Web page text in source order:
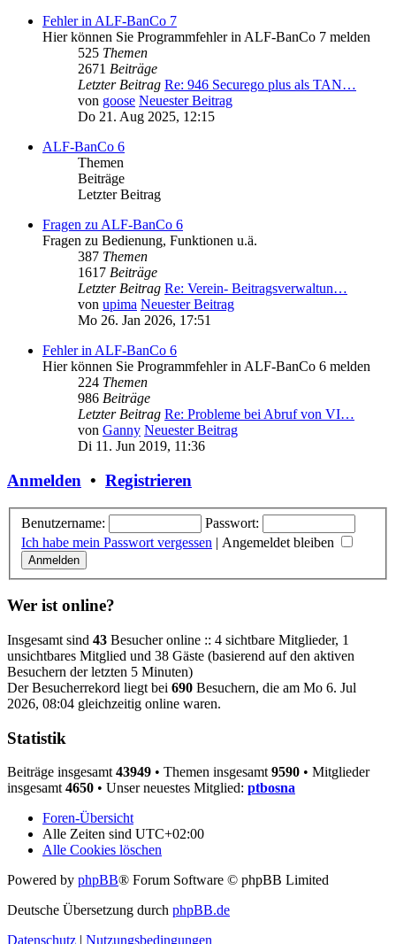
Fehler in ALF-BanCo 7
Hier können Sie Programmfehler in ALF-BanCo 7 melden
525 Themen
2671 Beiträge
Letzter Beitrag Re: 946 Securego plus als TAN…
von goose Neuester Beitrag
Do 21. Aug 2025, 12:15
ALF-BanCo 6
Themen
Beiträge
Letzter Beitrag
Fragen zu ALF-BanCo 6
Fragen zu Bedienung, Funktionen u.ä.
387 Themen
1617 Beiträge
Letzter Beitrag Re: Verein- Beitragsverwaltun…
von upima Neuester Beitrag
Mo 26. Jan 2026, 17:51
Fehler in ALF-BanCo 6
Hier können Sie Programmfehler in ALF-BanCo 6 melden
224 Themen
986 Beiträge
Letzter Beitrag Re: Probleme bei Abruf von VI…
von Ganny Neuester Beitrag
Di 11. Jun 2019, 11:36
Anmelden • Registrieren
Benutzername:
Passwort:
Ich habe mein Passwort vergessen | Angemeldet bleiben
Wer ist online?
Insgesamt sind 43 Besucher online :: 4 sichtbare Mitglieder, 1
unsichtbares Mitglied und 38 Gäste (basierend auf den aktiven
Besuchern der letzten 5 Minuten)
Der Besucherrekord liegt bei 690 Besuchern, die am Mo 6. Jul
2026, 08:04 gleichzeitig online waren.
Statistik
Beiträge insgesamt 43949 • Themen insgesamt 9590 • Mitglieder
insgesamt 4650 • Unser neuestes Mitglied: ptbosna
Foren-Übersicht
Alle Zeiten sind UTC+02:00
Alle Cookies löschen
Powered by phpBB® Forum Software © phpBB Limited
Deutsche Übersetzung durch phpBB.de
Datenschutz | Nutzungsbedingungen